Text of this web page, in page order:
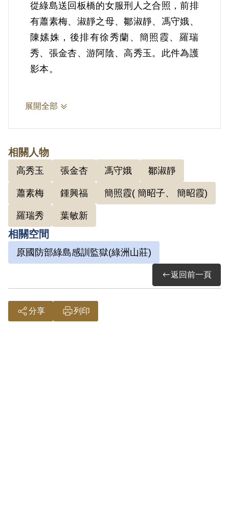
從綠島送回板橋的女服刑人之合照，前排
有蕭素梅、淑靜之母、鄒淑靜、馮守娥、
陳嫊姝，後排有徐秀蘭、簡照霞、羅瑞
秀、張金杏、游阿陰、高秀玉。此件為護
影本。
2.鍾興福(1921-2014)，臺灣宜蘭人。日
務。戰後到二二八前，鍾興福從事拖運木
材、種花生、包工程及各樣買賣。二二八
後，到東台行的松羅坑山場擔任工頭，適
逢臺灣省工委會葉敏新積極發展組織，而
鍾興福基於對國民黨政府接收的亂象不
滿，曾同意參與組織，但未積極活動。鍾
興福之後因身體不適，未再回到松羅坑，
先後任職「山地物資供銷委員會」與大同
鄉公所。1955年鍾興福因受王忠賢的牽
連被捕，1956年2月被判處有期徒刑15
年，1956年4月蔣中正批示鍾興福等犯人
應發還嚴為覆審，1957年4月確定判決無
展開全部
相關人物
高秀玉 張金杏 馮守娥 鄒淑靜
蕭素梅 鍾興福 簡照霞( 簡昭子、 簡昭霞)
羅瑞秀 葉敏新
相關空間
原國防部綠島感訓監獄(綠洲山莊)
返回前一頁
分享 列印